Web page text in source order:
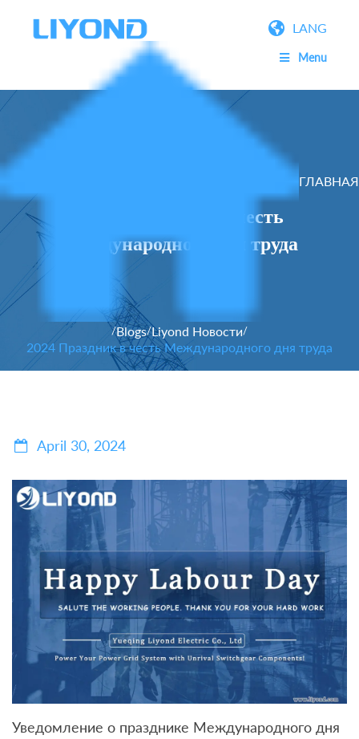
LANG
Menu
2024 Праздник в честь
Международного дня труда
ГЛАВНАЯ
/Blogs/Liyond Новости/
2024 Праздник в честь Международного дня труда
April 30, 2024
Уведомление о празднике Международного дня